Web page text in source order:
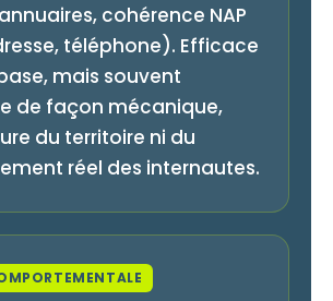
cohérence NAP
téléphone). Efficace
mais souvent
de façon mécanique,
du territoire ni du
réel des internautes.